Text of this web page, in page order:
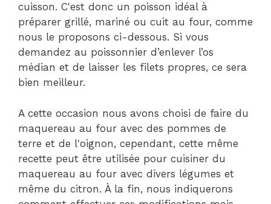
cuisson. C'est donc un poisson idéal à
préparer grillé, mariné ou cuit au four, comme
nous le proposons ci-dessous. Si vous
demandez au poissonnier d’enlever l’os
médian et de laisser les filets propres, ce sera
bien meilleur.
A cette occasion nous avons choisi de faire du
maquereau au four avec des pommes de
terre et de l'oignon, cependant, cette même
recette peut être utilisée pour cuisiner du
maquereau au four avec divers légumes et
même du citron. À la fin, nous indiquerons